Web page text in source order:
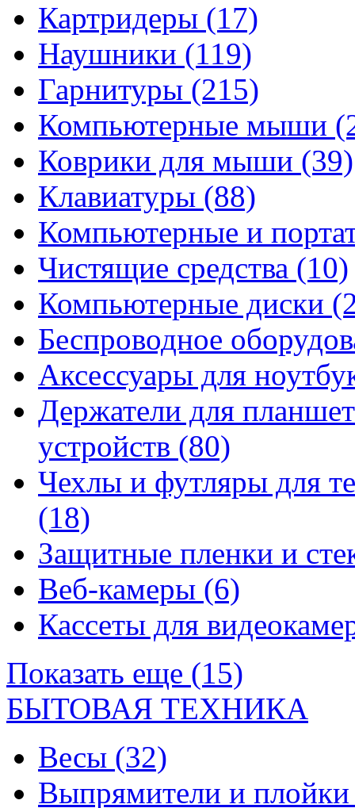
Картридеры (17)
Наушники (119)
Гарнитуры (215)
Компьютерные мыши
Коврики для мыши (39)
Клавиатуры (88)
Компьютерные и
Чистящие средства (10)
Компьютерные диски
Беспроводное
Аксессуары для
Держатели для
устройств (80)
Чехлы и футляры для
(18)
Защитные пленки и
Веб-камеры (6)
Кассеты для
Показать еще (15)
БЫТОВАЯ ТЕХНИКА
Весы (32)
Выпрямители и